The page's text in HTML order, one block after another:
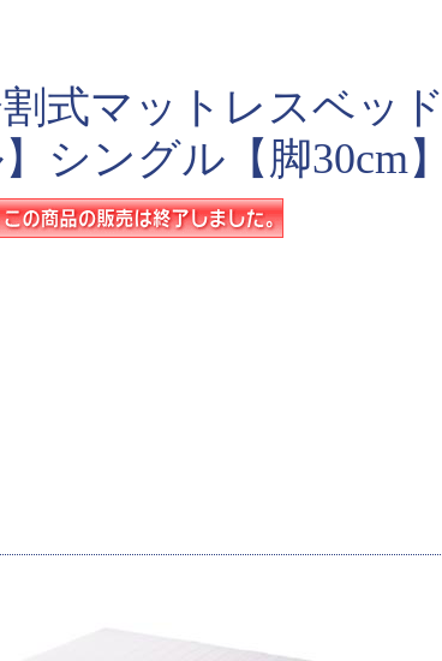
式マットレスベッ
シングル【脚30cm】